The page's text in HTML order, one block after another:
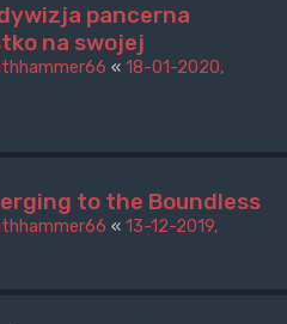
dywizja pancerna
na swojej
« 18-01-2020,
to the Boundless
« 13-12-2019,